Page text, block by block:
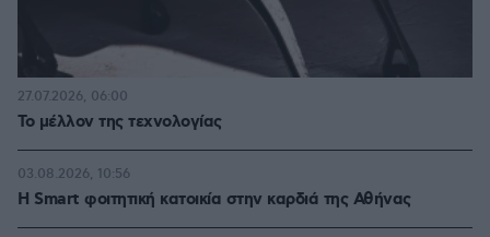
Το μέλλον της τεχνολογίας
27.07.2026, 06:00
Η Smart φοιτητική κατοικία στην καρδιά της Αθήνας
03.08.2026, 10:56